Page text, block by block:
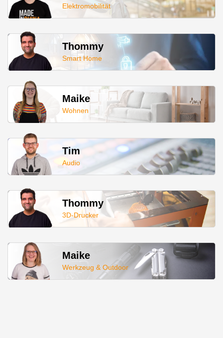
Elektromobilität
Thommy
Smart Home
Maike
Wohnen
Tim
Audio
Thommy
3D-Drucker
Maike
Werkzeug & Outdoor